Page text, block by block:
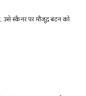
उसे स्कैनर पर मौजूद बटन को